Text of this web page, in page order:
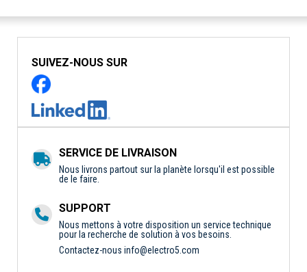
SUIVEZ-NOUS SUR
SERVICE DE LIVRAISON
Nous livrons partout sur la planète lorsqu'il est possible
de le faire.
SUPPORT
Nous mettons à votre disposition un service technique
pour la recherche de solution à vos besoins.
Contactez-nous info@electro5.com